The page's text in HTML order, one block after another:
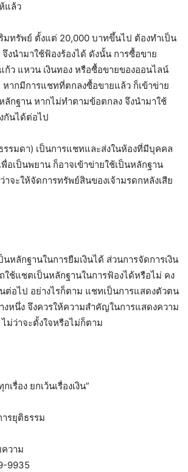
แล้ว
มทรัพย์ ตั้งแต่ 20,000 บาทขึ้นไป ต้องทำเป็น
งนำมาใช้ฟ้องร้องได้ ดังนั้น การซื้อขาย
ก้ว แหวน เงินทอง หรือซื้อขายของออนไลน์
ากมีการแชทที่ตกลงซื้อขายแล้ว ก็เข้าข่าย
ลักฐาน หากไม่ทำตามข้อตกลง จึงนำมาใช้
กันได้ต่อไป
รมดา) เป็นการแชทและส่งในห้องที่มีบุคคล
อเป็นพยาน ก็อาจเข้าข่ายใช้เป็นหลักฐาน
าจะให้จัดการทรัพย์สินของเจ้ามรดกหลังเสีย
นหลักฐานในการยืมเงินได้ ส่วนการจัดการเงิน
ใช้แชตเป็นหลักฐานในการฟ้องได้หรือไม่ คง
ต่อไป อย่างไรก็ตาม แชทเป็นการแสดงตัวตน
งหนึ่ง จึงควรให้ความสำคัญในการแสดงความ
ม่ว่าจะตั้งใจหรือไม่ก็ตาม
รื่อง ยกเว้นเรื่องเงิน”
รยุติธรรม
วาม
9935